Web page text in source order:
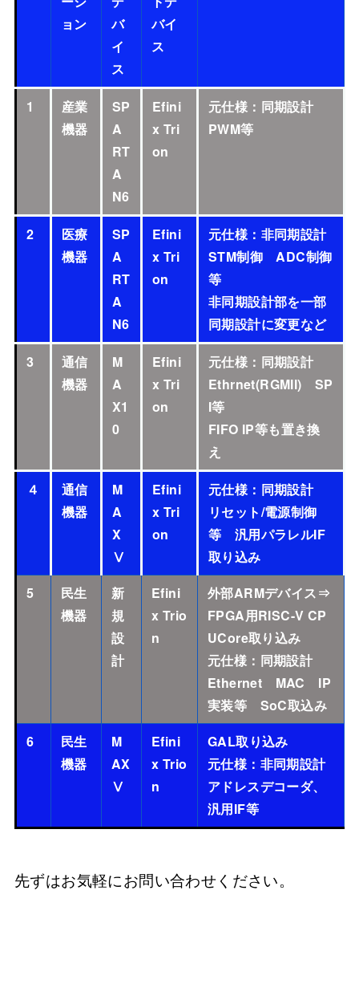
ョン
バ
イ
ス
バイ
ス
1
産業
機器
SP
A
RT
A
N6
Efini
x Tri
on
元仕様：同期設計
PWM等
2
医療
機器
SP
A
RT
A
N6
Efini
x Tri
on
元仕様：非同期設計
STM制御 ADC制御
等
非同期設計部を一部
同期設計に変更など
3
通信
機器
M
A
X1
0
Efini
x Tri
on
元仕様：同期設計
Ethrnet(RGMII) SP
I等
FIFO IP等も置き換
え
４
通信
機器
M
A
X
Ⅴ
Efini
x Tri
on
元仕様：同期設計
リセット/電源制御
等 汎用パラレルIF
取り込み
5
民生
機器
新
規
設
計
Efini
x Trio
n
外部ARMデバイス⇒
FPGA用RISC-V CP
UCore取り込み
元仕様：同期設計
Ethernet MAC IP
実装等 SoC取込み
6
民生
機器
M
AX
Ⅴ
Efini
x Trio
n
GAL取り込み
元仕様：非同期設計
アドレスデコーダ、
汎用IF等
先ずはお気軽にお問い合わせください。